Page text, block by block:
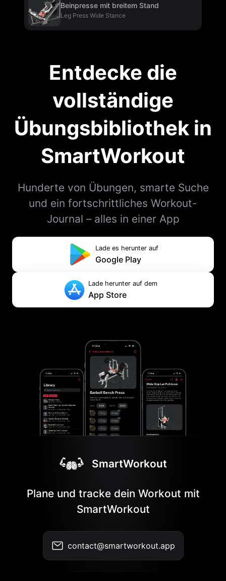
Beinpresse mit breitem Stand
Leg Press Wide Stance
Entdecke die
vollständige
Übungsbibliothek in
SmartWorkout
Hunderte von Übungen, smarte Suche
und ein fortschrittliches Workout-
Journal – alles in einer App
Lade es herunter auf
Google Play
Lade herunter auf dem
App Store
SmartWorkout
Plane und tracke dein Workout mit
SmartWorkout
contact@smartworkout.app